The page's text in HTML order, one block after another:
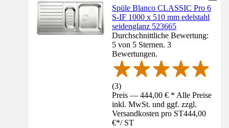
Spüle Blanco CLASSIC Pro 6
S-IF 1000 x 510 mm edelstahl
seidenglanz 523665
Durchschnittliche Bewertung:
5 von 5 Sternen. 3
Bewertungen.
(3)
Preis — 444,00 € * Alle Preise
inkl. MwSt. und ggf. zzgl.
Versandkosten pro ST444,00
€*/ ST